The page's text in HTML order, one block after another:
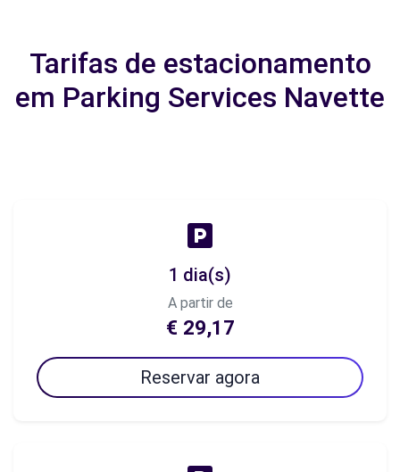
Tarifas de estacionamento
em Parking Services Navette
1 dia(s)
A partir de
€ 29,17
Reservar agora